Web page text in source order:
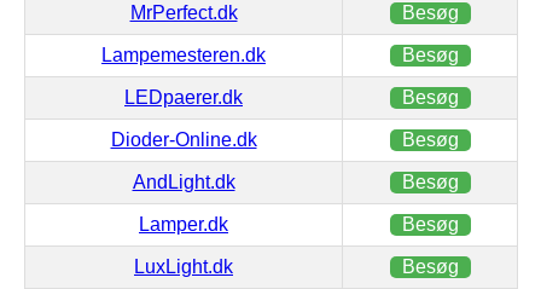
MrPerfect.dk Besøg
Lampemesteren.dk Besøg
LEDpaerer.dk Besøg
Dioder-Online.dk Besøg
AndLight.dk Besøg
Lamper.dk Besøg
LuxLight.dk Besøg